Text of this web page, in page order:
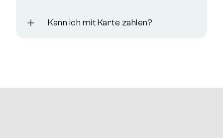
Kann ich mit Karte zahlen?